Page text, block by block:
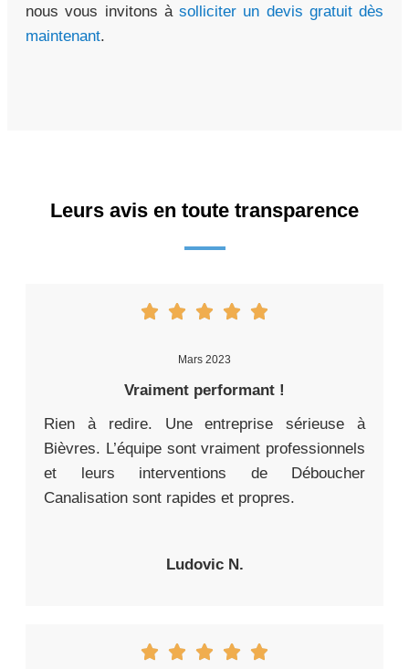
nous vous invitons à solliciter un devis gratuit dès
maintenant.
Leurs avis en toute transparence
Mars 2023
Vraiment performant !
Rien à redire. Une entreprise sérieuse à
Bièvres. L’équipe sont vraiment professionnels
et leurs interventions de Déboucher
Canalisation sont rapides et propres.
Ludovic N.